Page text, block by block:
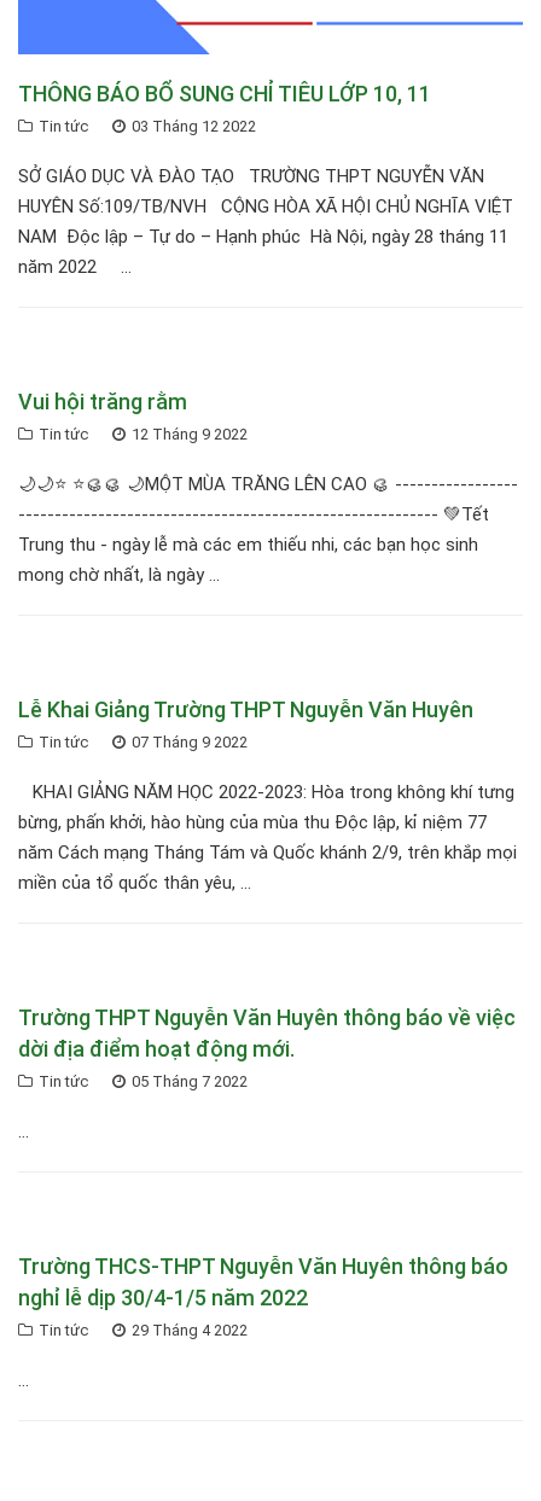
THÔNG BÁO BỔ SUNG CHỈ TIÊU LỚP 10, 11
Tin tức 03 Tháng 12 2022
SỞ GIÁO DỤC VÀ ĐÀO TẠO TRƯỜNG THPT NGUYỄN VĂN
HUYÊN Số:109/TB/NVH CỘNG HÒA XÃ HỘI CHỦ NGHĨA VIỆT
NAM Độc lập – Tự do – Hạnh phúc Hà Nội, ngày 28 tháng 11
năm 2022 ...
Vui hội trăng rằm
Tin tức 12 Tháng 9 2022
🌙🌙⭐️ ⭐️🥮🥮 🌙MỘT MÙA TRĂNG LÊN CAO 🥮 -----------------
---------------------------------------------------------- 💚Tết
Trung thu - ngày lễ mà các em thiếu nhi, các bạn học sinh
mong chờ nhất, là ngày ...
Lễ Khai Giảng Trường THPT Nguyễn Văn Huyên
Tin tức 07 Tháng 9 2022
KHAI GIẢNG NĂM HỌC 2022-2023: Hòa trong không khí tưng
bừng, phấn khởi, hào hùng của mùa thu Độc lập, kỉ niệm 77
năm Cách mạng Tháng Tám và Quốc khánh 2/9, trên khắp mọi
miền của tổ quốc thân yêu, ...
Trường THPT Nguyễn Văn Huyên thông báo về việc
dời địa điểm hoạt động mới.
Tin tức 05 Tháng 7 2022
...
Trường THCS-THPT Nguyễn Văn Huyên thông báo
nghỉ lễ dịp 30/4-1/5 năm 2022
Tin tức 29 Tháng 4 2022
...